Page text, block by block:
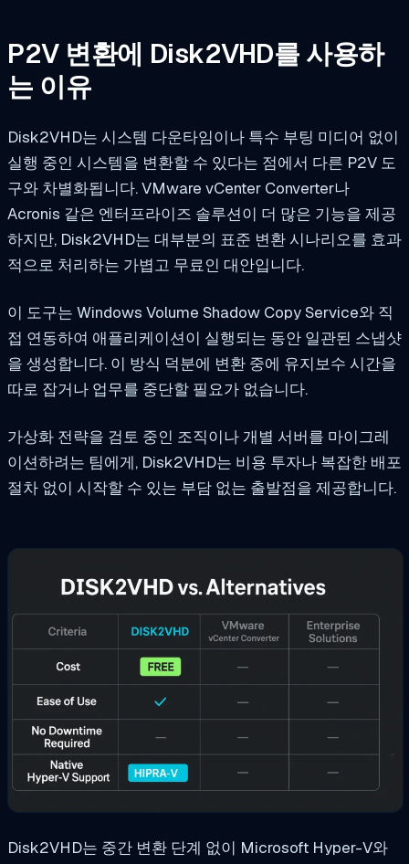
P2V 변환에 Disk2VHD를 사용하
는 이유
Disk2VHD는 시스템 다운타임이나 특수 부팅 미디어 없이
실행 중인 시스템을 변환할 수 있다는 점에서 다른 P2V 도
구와 차별화됩니다. VMware vCenter Converter나
Acronis 같은 엔터프라이즈 솔루션이 더 많은 기능을 제공
하지만, Disk2VHD는 대부분의 표준 변환 시나리오를 효과
적으로 처리하는 가볍고 무료인 대안입니다.
이 도구는 Windows Volume Shadow Copy Service와 직
접 연동하여 애플리케이션이 실행되는 동안 일관된 스냅샷
을 생성합니다. 이 방식 덕분에 변환 중에 유지보수 시간을
따로 잡거나 업무를 중단할 필요가 없습니다.
가상화 전략을 검토 중인 조직이나 개별 서버를 마이그레
이션하려는 팀에게, Disk2VHD는 비용 투자나 복잡한 배포
절차 없이 시작할 수 있는 부담 없는 출발점을 제공합니다.
Disk2VHD는 중간 변환 단계 없이 Microsoft Hyper-V와